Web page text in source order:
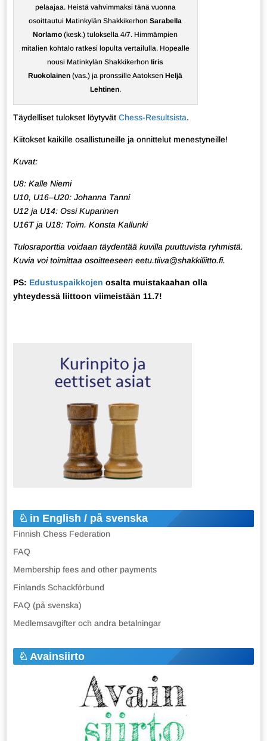
pelaajaa. Heistä vahvimmaksi tänä vuonna
osoittautui Matinkylän ShakkikerhonSarabella
Norlamo (kesk.) tuloksella 4/7. Himmämpien
mitalien kohtalo ratkesi lopulta vertailulla. Hopealle
nousi Matinkylän ShakkikerhonIiris
Ruokolainen(vas.) ja pronssille AatoksenHeljä
Lehtinen.
Täydelliset tulokset löytyvät Chess-Resultsista.
Kiitokset kaikille osallistuneille ja onnittelut menestyneille!
Kuvat:
U8: Kalle Niemi
U10, U16–U20: Johanna Tanni
U12 ja U14: Ossi Kuparinen
U16T ja U18: Toim. Konsta Kallunki
Tulosraporttia voidaan täydentää kuvilla puuttuvista ryhmistä.
Kuvia voi toimittaa osoitteeseen eetu.tiiva@shakkiliitto.fi.
PS: Edustuspaikkojen osalta muistakaahan olla
yhteydessä liittoon viimeistään 11.7!
in English / på svenska
Finnish Chess Federation
FAQ
Membership fees and other payments
Finlands Schackförbund
FAQ (på svenska)
Medlemsavgifter och andra betalningar
Avainsiirto